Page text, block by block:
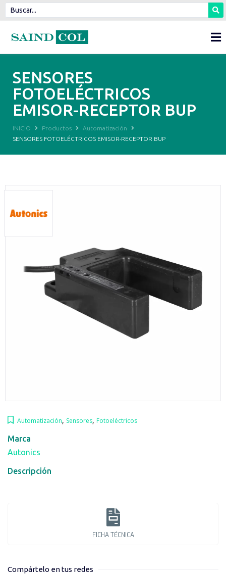
SENSORES
FOTOELÉCTRICOS
EMISOR-RECEPTOR BUP
INICIO Productos
Automatización
SENSORES FOTOELÉCTRICOS EMISOR-RECEPTOR BUP
Automatización, Sensores, Fotoeléctricos
Marca
Autonics
Descripción
FICHA TÉCNICA
Compártelo en tus redes